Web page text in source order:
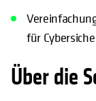
für
Über die